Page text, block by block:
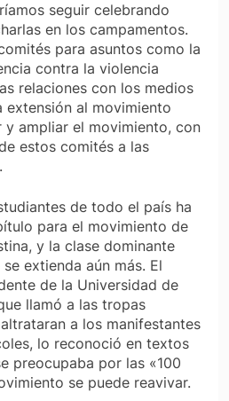
seguir celebrando
en los campamentos.
para asuntos como la
contra la violencia
relaciones con los medios
extensión al movimiento
y ampliar el movimiento, con
estos comités a las
de todo el país ha
para el movimiento de
y la clase dominante
extienda aún más. El
de la Universidad de
llamó a las tropas
a los manifestantes
lo reconoció en textos
preocupaba por las «100
se puede reavivar.